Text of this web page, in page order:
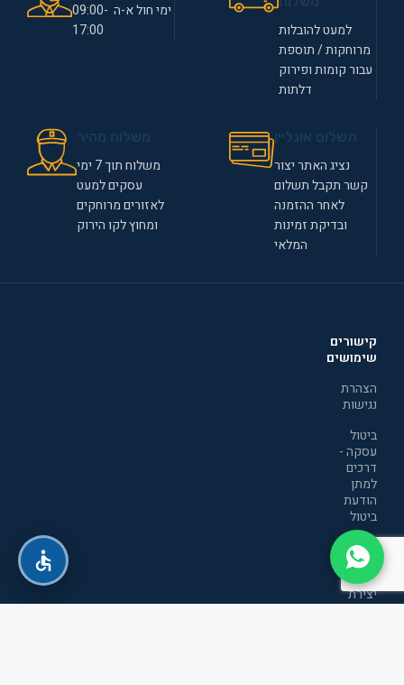
למעט להובלות
מרוחקות / תוספת
עבור קומות ופירוק
דלתות
ימי חול א-ה 09:00-
17:00
נציג האתר יצור
קשר תקבל תשלום
לאחר ההזמנה
ובדיקת זמינות
המלאי
משלוח תוך 7 ימי
עסקים למעט
לאזורים מרוחקים
ומחוץ לקו הירוק
קישורים
שימושים
הצהרת
נגישות
ביטול
עסקה -
דרכים
למתן
הודעת
ביטול
מדיניות
הפרטיות
יצירת